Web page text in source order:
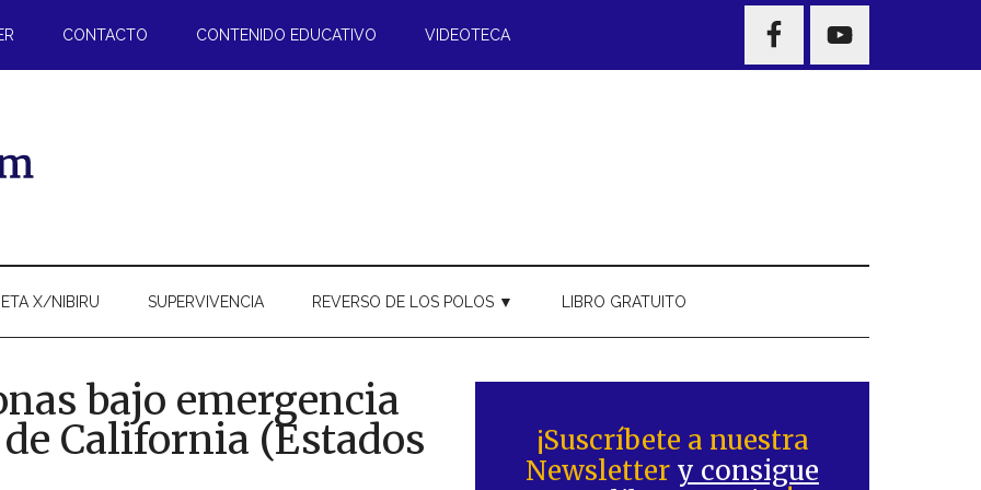
CONTACTO CONTENIDO EDUCATIVO VIDEOTECA
NAV
WIDGET
X/NIBIRU SUPERVIVENCIA REVERSO DE LOS POLOS ▼ LIBRO GRATUITO
bajo emergencia
California (Estados
lateral
principal
¡Suscríbete a nuestra
Newsletter y consigue